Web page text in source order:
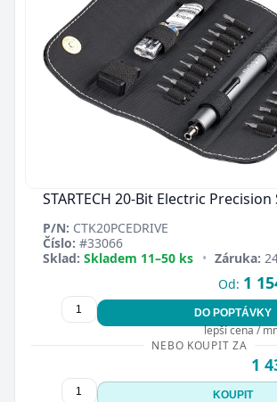
STARTECH 20-Bit Electric
P/N: CTK20PCEDRIVE
Číslo: #33066
Sklad: Skladem 11–50 ks • Záruka:
Od: 1
DO POPTÁVKY
lepší cena /
NEBO KOUPIT ZA
1
KOUPIT